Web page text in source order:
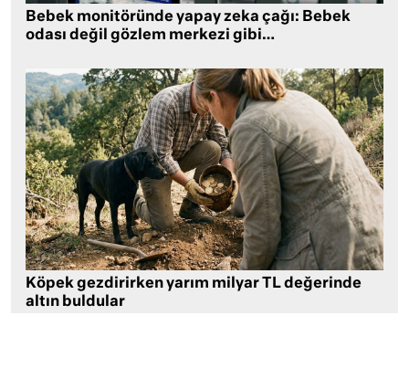
Bebek monitöründe yapay zeka çağı: Bebek
odası değil gözlem merkezi gibi…
Köpek gezdirirken yarım milyar TL değerinde
altın buldular